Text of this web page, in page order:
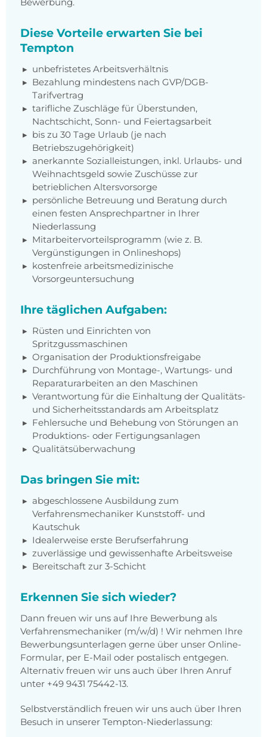
Bewerbung.
Diese Vorteile erwarten Sie bei
Tempton
unbefristetes Arbeitsverhältnis
Bezahlung mindestens nach GVP/DGB-
Tarifvertrag
tarifliche Zuschläge für Überstunden,
Nachtschicht, Sonn- und Feiertagsarbeit
bis zu 30 Tage Urlaub (je nach
Betriebszugehörigkeit)
anerkannte Sozialleistungen, inkl. Urlaubs- und
Weihnachtsgeld sowie Zuschüsse zur
betrieblichen Altersvorsorge
persönliche Betreuung und Beratung durch
einen festen Ansprechpartner in Ihrer
Niederlassung
Mitarbeitervorteilsprogramm (wie z. B.
Vergünstigungen in Onlineshops)
kostenfreie arbeitsmedizinische
Vorsorgeuntersuchung
Ihre täglichen Aufgaben:
Rüsten und Einrichten von
Spritzgussmaschinen
Organisation der Produktionsfreigabe
Durchführung von Montage-, Wartungs- und
Reparaturarbeiten an den Maschinen
Verantwortung für die Einhaltung der Qualitäts-
und Sicherheitsstandards am Arbeitsplatz
Fehlersuche und Behebung von Störungen an
Produktions- oder Fertigungsanlagen
Qualitätsüberwachung
Das bringen Sie mit:
abgeschlossene Ausbildung zum
Verfahrensmechaniker Kunststoff- und
Kautschuk
Idealerweise erste Berufserfahrung
zuverlässige und gewissenhafte Arbeitsweise
Bereitschaft zur 3-Schicht
Erkennen Sie sich wieder?
Dann freuen wir uns auf Ihre Bewerbung als
Verfahrensmechaniker (m/w/d) ! Wir nehmen Ihre
Bewerbungsunterlagen gerne über unser Online-
Formular, per E-Mail oder postalisch entgegen.
Alternativ freuen wir uns auch über Ihren Anruf
unter +49 9431 75442-13.
Selbstverständlich freuen wir uns auch über Ihren
Besuch in unserer Tempton-Niederlassung: